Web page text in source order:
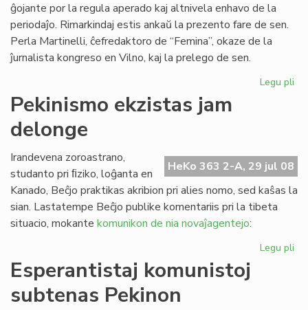
ĝojante por la regula aperado kaj altnivela enhavo de la
periodaĵo. Rimarkindaj estis ankaŭ la prezento fare de sen.
Perla Martinelli, ĉefredaktoro de “Femina”, okaze de la
ĵurnalista kongreso en Vilno, kaj la prelego de sen.
Legu pli
de
Pekinismo ekzistas jam
delonge
HeKo 363 2-A, 29 jul 08
Irandevena zoroastrano,
studanto pri ﬁziko, loĝanta en
Kanado, Beĉjo praktikas akribion pri alies nomo, sed kaŝas la
sian. Lastatempe Beĉjo publike komentariis pri la tibeta
situacio, mokante komunikon de nia novaĵagentejo:
Legu pli
Esperantistaj komunistoj
subtenas Pekinon